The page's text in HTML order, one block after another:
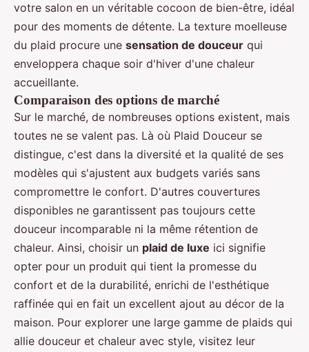
votre salon en un véritable cocoon de bien-être, idéal
pour des moments de détente. La texture moelleuse
du plaid procure une sensation de douceur qui
enveloppera chaque soir d'hiver d'une chaleur
accueillante.
Comparaison des options de marché
Sur le marché, de nombreuses options existent, mais
toutes ne se valent pas. Là où Plaid Douceur se
distingue, c'est dans la diversité et la qualité de ses
modèles qui s'ajustent aux budgets variés sans
compromettre le confort. D'autres couvertures
disponibles ne garantissent pas toujours cette
douceur incomparable ni la même rétention de
chaleur. Ainsi, choisir un plaid de luxe ici signifie
opter pour un produit qui tient la promesse du
confort et de la durabilité, enrichi de l'esthétique
raffinée qui en fait un excellent ajout au décor de la
maison. Pour explorer une large gamme de plaids qui
allie douceur et chaleur avec style, visitez leur